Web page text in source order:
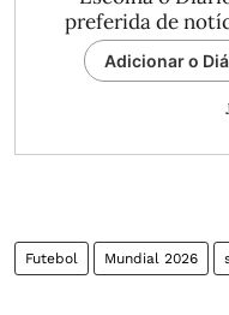
preferida de
Adicionar o
Futebol Mundial 2026